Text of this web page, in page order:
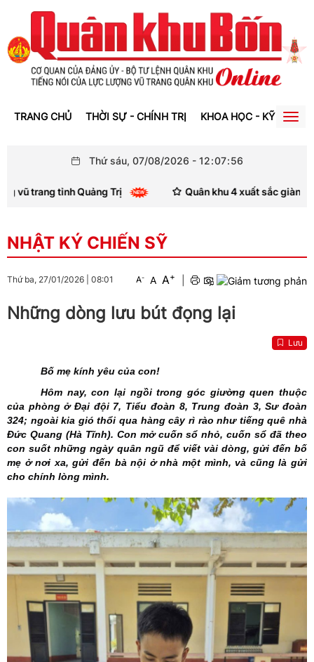
TRANG CHỦ THỜI SỰ - CHÍNH TRỊ KHOA HỌC - KỸ THUẬT
Thứ sáu, 07/08/2026 -12:07:57
tỉnh Quảng Trị Quân khu 4 xuất sắc giành giải
NHẬT KÝ CHIẾN SỸ
Thứ ba, 27/01/2026 08:01 A- A A+
Những dòng lưu bút đọng lại
Lưu
Bố mẹ kính yêu của con!
Hôm nay, con lại ngồi trong góc giường quen thuộc
của phòng ở Đại đội 7, Tiểu đoàn 8, Trung đoàn 3, Sư đoàn
324; ngoài kia gió thổi qua hàng cây rì rào như tiếng quê nhà
Đức Quang (Hà Tĩnh). Con mở cuốn sổ nhỏ, cuốn sổ đã theo
con suốt những ngày quân ngũ để viết vài dòng, gửi đến bố
mẹ ở nơi xa, gửi đến bà nội ở nhà một mình, và cũng là gửi
cho chính lòng mình.